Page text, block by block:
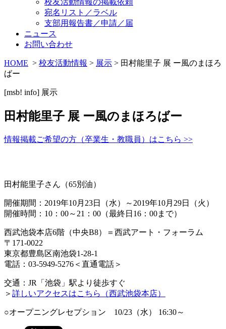
宛名リスト／ラベル
支部用報告書／申請／届
ニュース
お問い合わせ
HOME > 校友活動情報 > 展示 > 田村能里子 展 ー風のまほろ
ばー
[msb! info] 展示
田村能里子 展 ー風のまほろばー
情報掲載ご希望の方（卒業生・教職員）はこちら >>
田村能里子さん（65別油）
開催期間：2019年10月23日（水）～2019年10月29日（火）
開催時間：10：00～21：00（最終日16：00まで）
西武池袋本店6階（中央B8）＝西武アート・フォーラム
〒171-0022
東京都豊島区南池袋1-28-1
電話：03-5949-5276＜直通電話＞
交通：JR「池袋」駅より徒歩すぐ
＞ 詳しいアクセスはこちら（西武池袋本店）
○オープニングレセプション 10/23（水） 16:30～